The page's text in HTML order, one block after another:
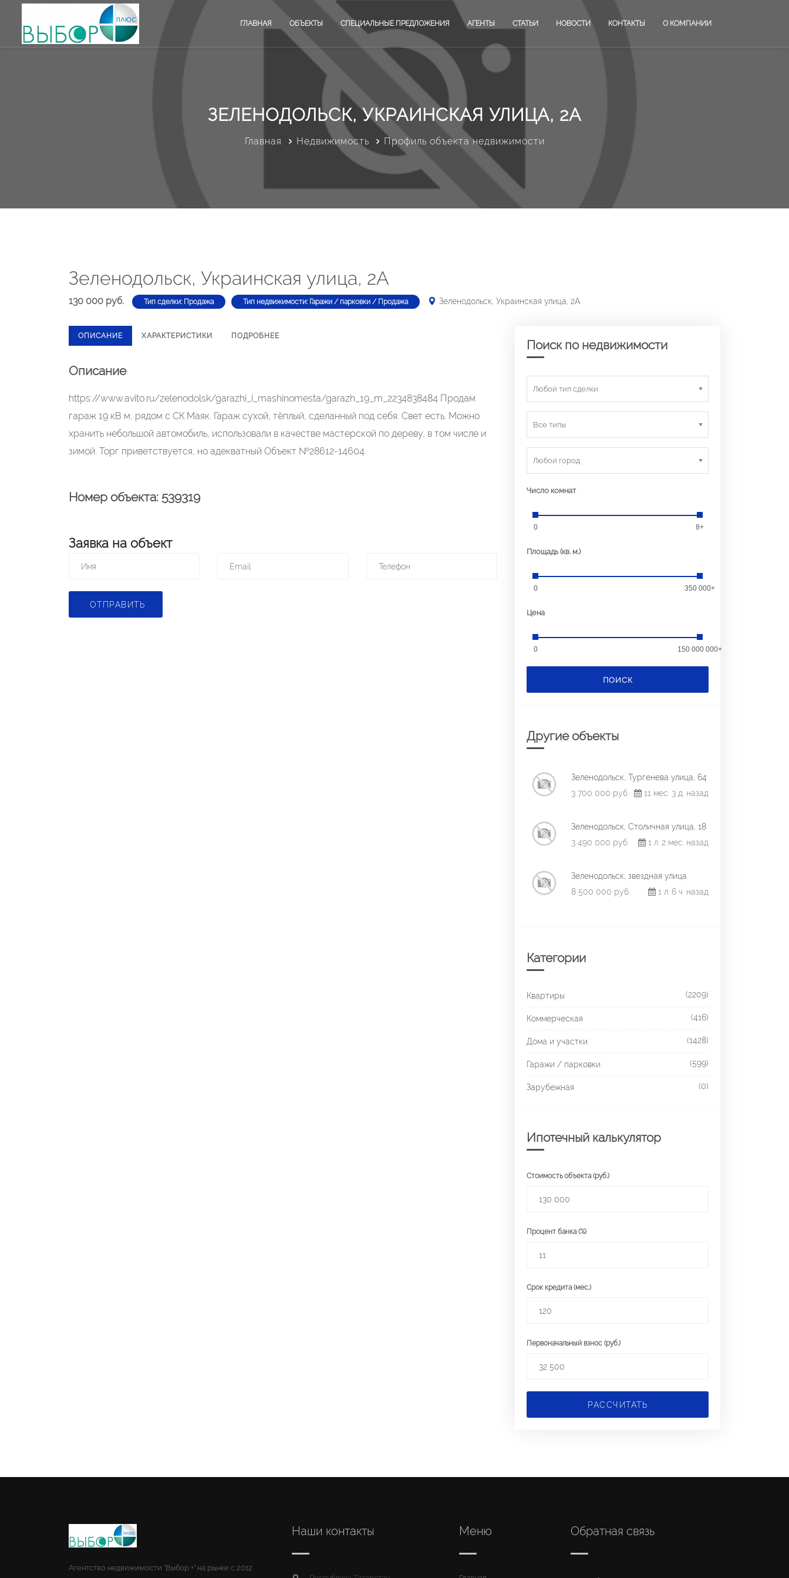
ГЛАВНАЯ ОБЪЕКТЫ СПЕЦИАЛЬНЫЕ ПРЕДЛОЖЕНИЯ АГЕНТЫ СТАТЬИ НОВОСТИ КОНТАКТЫ О КОМПАНИИ
ЗЕЛЕНОДОЛЬСК, УКРАИНСКАЯ УЛИЦА, 2А
Главная Недвижимость Профиль объекта недвижимости
Зеленодольск, Украинская улица, 2А
130 000 руб. Тип сделки: Продажа Тип недвижимости: Гаражи / парковки / Продажа Зеленодольск, Украинская улица, 2А
ОПИСАНИЕ ХАРАКТЕРИСТИКИ ПОДРОБНЕЕ
Описание
https://www.avito.ru/zelenodolsk/garazhi_i_mashinomesta/garazh_19_m_2234838484 Продам
гараж 19 кВ м, рядом с СК Маяк. Гараж сухой, тёплый, сделанный под себя. Свет есть. Можно
хранить небольшой автомобиль, использовали в качестве мастерской по дереву, в том числе и
зимой. Торг приветствуется, но адекватный Объект №28612-14604.
Номер объекта: 539319
Заявка на объект
ОТПРАВИТЬ
Поиск по недвижимости
Любой тип сделки
Все типы
Любой город
Число комнат
0 8+
Площадь (кв. м.)
0 350 000+
Цена
0 150 000 000+
ПОИСК
Другие объекты
Зеленодольск, Тургенева улица, 64
3 700 000 руб.
11 мес. 3 д. назад
Зеленодольск, Столичная улица, 18
3 490 000 руб.
1 л. 2 мес. назад
Зеленодольск, звездная улица
8 500 000 руб.
1 л. 6 ч. назад
Категории
Квартиры (2209)
Коммерческая (416)
Дома и участки (1428)
Гаражи / парковки (599)
Зарубежная (0)
Ипотечный калькулятор
Стоимость объекта (руб.)
Процент банка (%)
Срок кредита (мес.)
Первоначальный взнос (руб.)
РАССЧИТАТЬ
Агентство недвижимости "Выбор +" на рынке с 2012
Наши контакты Меню Обратная связь